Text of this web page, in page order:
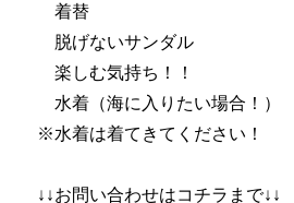
着替
脱げないサンダル
楽しむ気持ち！！
水着（海に入りたい場合！）
※水着は着てきてください！
↓↓お問い合わせはコチラまで↓↓